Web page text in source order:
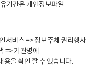
기간은 개인정보파일
비스 => 정보주체 권리행사
=> 기관명에
을 확인 할 수 있습니다.